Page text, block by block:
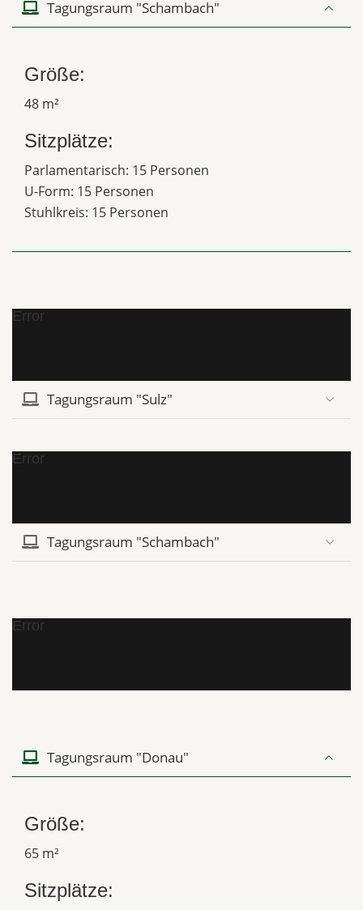
Tagungsraum "Schambach"
Größe:
48 m²
Sitzplätze:
Parlamentarisch: 15 Personen
U-Form: 15 Personen
Stuhlkreis: 15 Personen
Error
Tagungsraum "Sulz"
Error
Tagungsraum "Schambach"
Error
Tagungsraum "Donau"
Größe:
65 m²
Sitzplätze: